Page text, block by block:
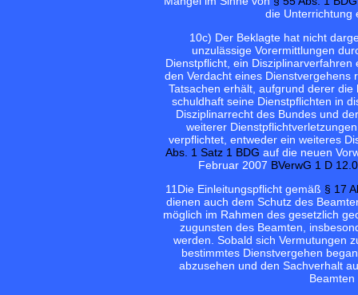
die Unterrichtung
10c) Der Beklagte hat nicht
unzulässige Vorermittlungen
Dienstpflicht, ein
den Verdacht eines Dienstvergehens
Tatsachen erhält, aufgrund derer
schuldhaft seine Dienstpflichten in
Disziplinarrecht des Bundes und
weiterer
verpflichtet, entweder ein weiteres
Abs. 1 Satz 1 BDG auf die neuen
Februar 2007 BVerwG 1 D
11Die Einleitungspflicht gemäß § 17
dienen auch dem Schutz des
möglich im Rahmen des gesetzlich
zugunsten des Beamten,
werden. Sobald sich Vermutungen
bestimmtes Dienstvergehen
abzusehen und den Sachverhalt